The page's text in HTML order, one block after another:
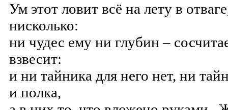
Ум этот ловит всё на лету в
нисколько:
ни чудес ему ни глубин –
взвесит:
и ни тайника для него нет, ни
и полка,